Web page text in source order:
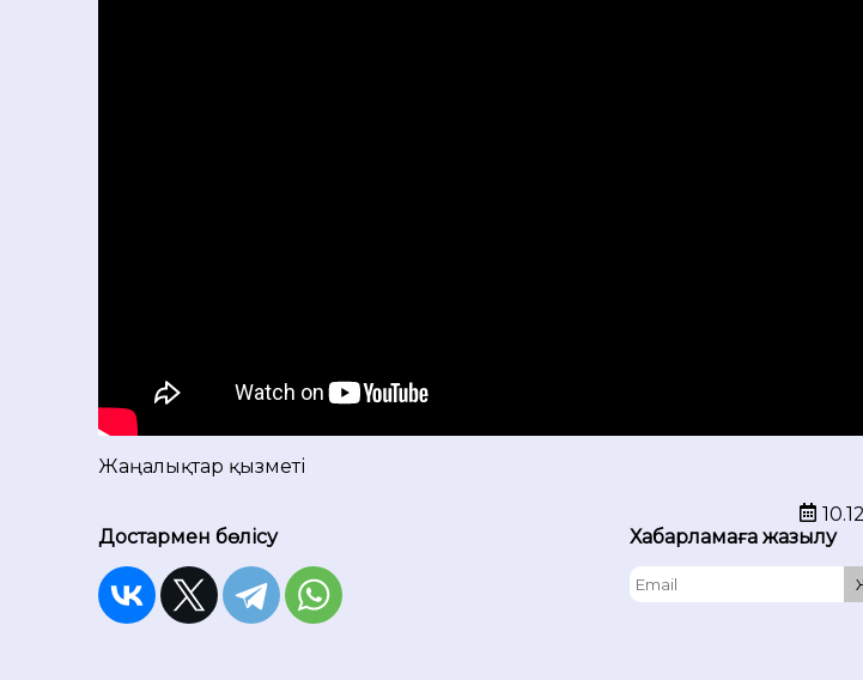
Жаңалықтар қызметі
Достармен бөлісу
Хабарламаға жазылу